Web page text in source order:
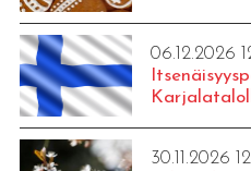
06.12.2026
30.11.2026